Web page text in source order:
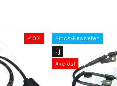
-40%
Nincs-készleten
Új
Akciós!